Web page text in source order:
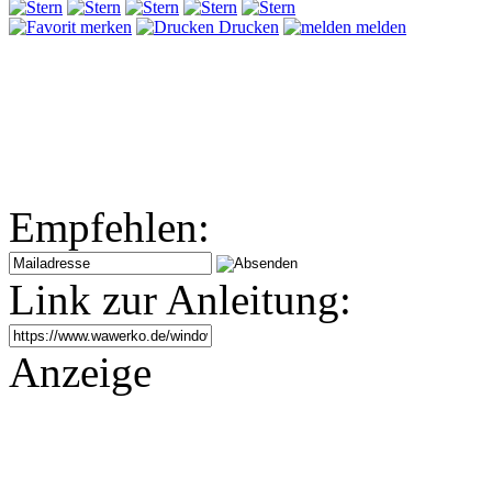
merken Drucken melden
Empfehlen:
Link zur Anleitung:
Anzeige